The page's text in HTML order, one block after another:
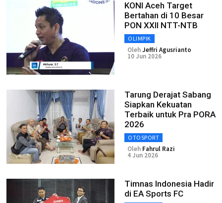
KONI Aceh Target
Bertahan di 10 Besar
PON XXII NTT-NTB
OLIMPIK
OlehJeffri Agusrianto
10 Jun 2026
Tarung Derajat Sabang
Siapkan Kekuatan
Terbaik untuk Pra PORA
2026
OTOSPORT
Oleh Fahrul Razi
4 Jun 2026
Timnas Indonesia Hadir
di EA Sports FC